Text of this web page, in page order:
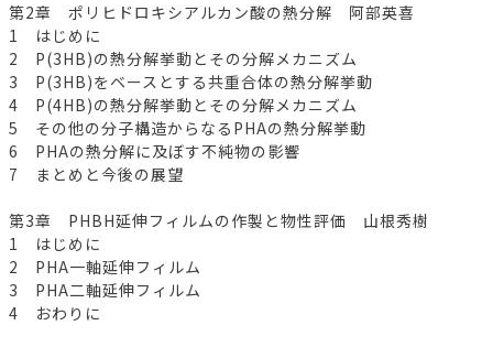
第2章 ポリヒドロキシアルカン酸の熱分解 阿部英喜
1 はじめに
2 P(3HB)の熱分解挙動とその分解メカニズム
3 P(3HB)をベースとする共重合体の熱分解挙動
4 P(4HB)の熱分解挙動とその分解メカニズム
5 その他の分子構造からなるPHAの熱分解挙動
6 PHAの熱分解に及ぼす不純物の影響
7 まとめと今後の展望
第3章 PHBH延伸フィルムの作製と物性評価 山根秀樹
1 はじめに
2 PHA一軸延伸フィルム
3 PHA二軸延伸フィルム
4 おわりに